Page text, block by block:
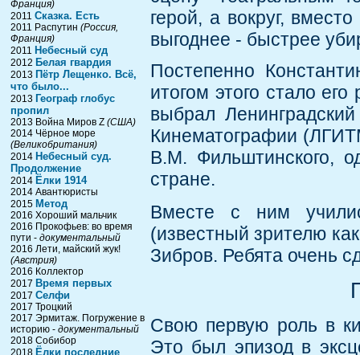
Франция)
2011 Сказка. Есть
2011 Распутин (Россия,
Франция)
2011 Небесный суд
2012 Белая гвардия
2013 Пётр Лещенко. Всё,
что было...
2013 Географ глобус
пропил
2013 Война Миров Z(США)
2014 Чёрное море
(Великобритания)
2014 Небесный суд.
Продолжение
2014 Ёлки 1914
2014 Авантюристы
2015 Метод
2016 Хороший мальчик
2016 Прокофьев: во время
пути - документальный
2016 Лети, майский жук!
(Австрия)
2016 Коллектор
2017 Время первых
2017 Селфи
2017 Троцкий
2017 Эрмитаж. Погружение в
историю -документальный
2018 Собибор
2018 Ёлки последние
герой, а вокруг,
выгоднее - быстрее
Постепенно
итогом этого стало
выбрал
Кинематографии
В.М. Фильштинского,
стране.
Вместе с ним
(известный зрителю
Зибров. Ребята очень
Свою первую роль в
Это был эпизод в